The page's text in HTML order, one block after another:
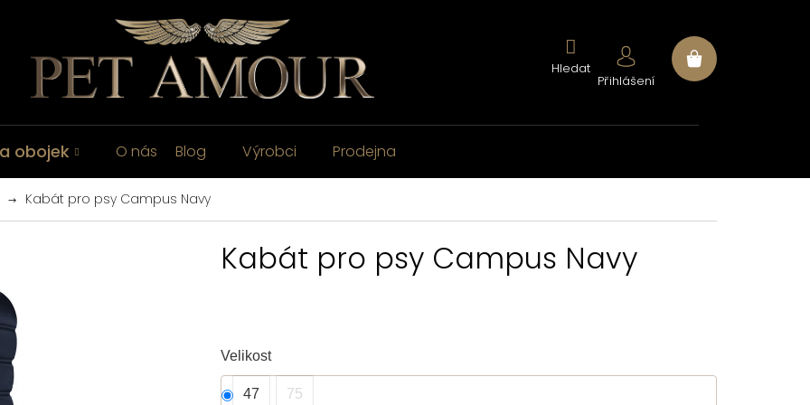
Přihlášení
Nákupní
obojek O nás Blog Výrobci Prodejna
Kabát pro psy Campus Navy
Kabát pro psy Campus Navy
Velikost
47 75